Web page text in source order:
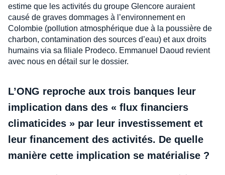
estime que les activités du groupe Glencore auraient
causé de graves dommages à l’environnement en
Colombie (pollution atmosphérique due à la poussière de
charbon, contamination des sources d’eau) et aux droits
humains via sa filiale Prodeco. Emmanuel Daoud revient
avec nous en détail sur le dossier.
L’ONG reproche aux trois banques leur
implication dans des « flux financiers
climaticides » par leur investissement et
leur financement des activités. De quelle
manière cette implication se matérialise ?